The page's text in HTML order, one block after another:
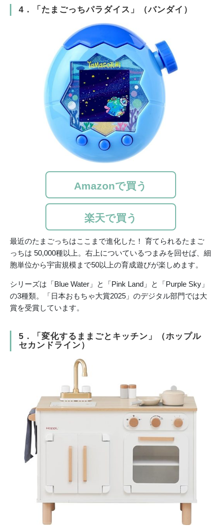
4．「たまごっちパラダイス」（バンダイ）
Amazonで買う
楽天で買う
最近のたまごっちはここまで進化した！ 育てられるたまご
っちは 50,000種以上。右上についているつまみを回せば、細
胞単位から宇宙規模まで50以上の育成遊びが楽しめます。
シリーズは「Blue Water」と「Pink Land」と「Purple Sky」
の3種類。「日本おもちゃ大賞2025」のデジタル部門では大
賞を受賞しています。
5．「変化するままごとキッチン」（ホップル
セカンドライン）